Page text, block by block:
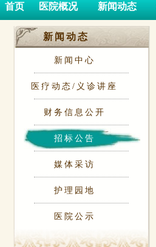
首页 医院概况 新闻动态
新闻动态
新闻中心
医疗动态/义诊讲座
财务信息公开
招标公告
媒体采访
护理园地
医院公示